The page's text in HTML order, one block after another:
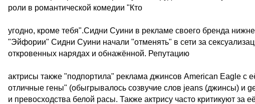
роли в романтической комедии "Кто
угодно, кроме тебя".Сидни Суини в рекламе своего бренда
"Эйфории" Сидни Суини начали "отменять" в сети за
откровенных нарядах и обнажённой. Репутацию
актрисы также "подпортила" реклама джинсов American Eagle с
отличные гены" (обыгрывалось созвучие слов jeans (джинсы) и
и превосходства белой расы. Также актрису часто критикуют за